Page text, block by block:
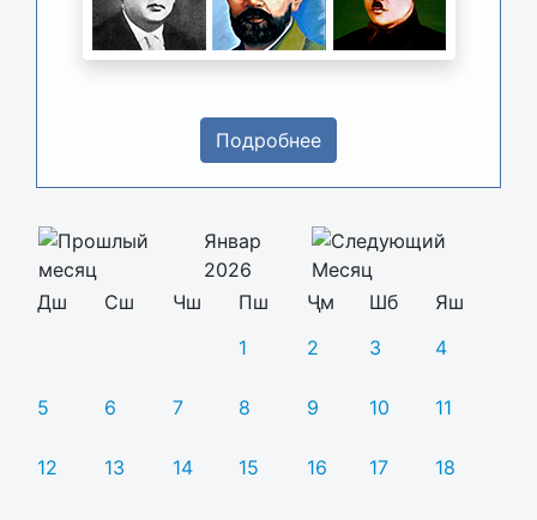
Подробнее
Январ
2026
Дш
Сш Чш Пш Ҷм Шб
Яш
1
2 3 4
5 6 7 8 9 10 11
12 13 14 15 16 17 18